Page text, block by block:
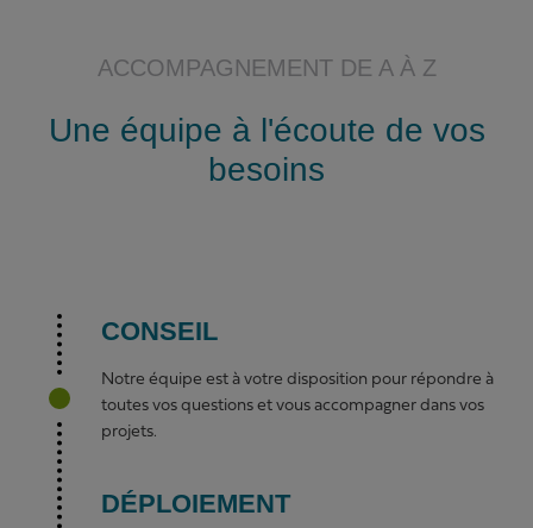
ACCOMPAGNEMENT DE A À Z
Une équipe à l'écoute de vos
besoins
CONSEIL
Notre équipe est à votre disposition pour répondre à
toutes vos questions et vous accompagner dans vos
projets.
DÉPLOIEMENT